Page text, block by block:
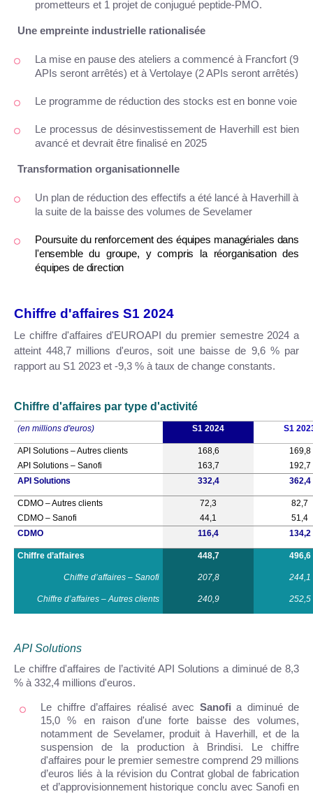
prometteurs et 1 projet de conjugué peptide-PMO.
Une empreinte industrielle rationalisée
La mise en pause des ateliers a commencé à Francfort (9
APIs seront arrêtés) et à Vertolaye (2 APIs seront arrêtés)
Le programme de réduction des stocks est en bonne voie
Le processus de désinvestissement de Haverhill est bien
avancé et devrait être finalisé en 2025
Transformation organisationnelle
Un plan de réduction des effectifs a été lancé à Haverhill à
la suite de la baisse des volumes de Sevelamer
Poursuite du renforcement des équipes managériales dans
l'ensemble du groupe, y compris la réorganisation des
équipes de direction
Chiffre d'affaires S1 2024
Le chiffre d'affaires d'EUROAPI du premier semestre 2024 a
atteint 448,7 millions d'euros, soit une baisse de 9,6 % par
rapport au S1 2023 et -9,3 % à taux de change constants.
Chiffre d'affaires par type d'activité
(en millions d'euros) S1 2024 S1
API Solutions – Autres clients 168,6
169,8
API Solutions – Sanofi
163,7
192,7
API Solutions
332,4 362,4
CDMO – Autres clients 72,3
82,7
CDMO – Sanofi
44,1
51,4
CDMO
116,4 134,2
Chiffre d’affaires 448,7 496,6
Chiffre d’affaires – Sanofi 207,8 244,1
Chiffre d’affaires – Autres clients 240,9 252,5
API Solutions
Le chiffre d'affaires de l’activité API Solutions a diminué de 8,3
% à 332,4 millions d'euros.
Le chiffre d’affaires réalisé avec Sanofi a diminué de
15,0 % en raison d'une forte baisse des volumes,
notamment de Sevelamer, produit à Haverhill, et de la
suspension de la production à Brindisi. Le chiffre
d'affaires pour le premier semestre comprend 29 millions
d’euros liés à la révision du Contrat global de fabrication
et d’approvisionnement historique conclu avec Sanofi en